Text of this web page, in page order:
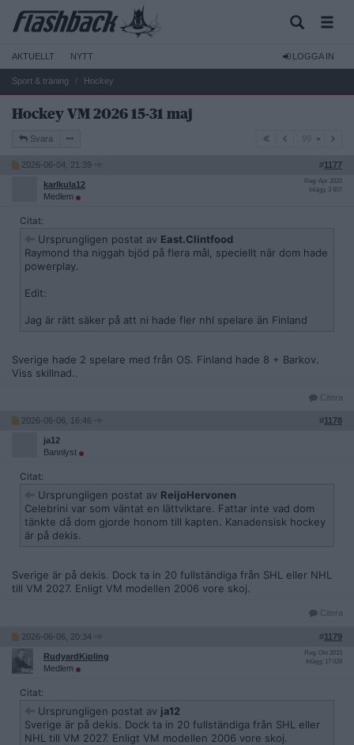
AKTUELLT NYTT LOGGA IN
Sport & träning Hockey
Hockey VM 2026 15-31 maj
Svara
2026-06-04, 21:39 #1177
karlkula12
Medlem
Reg: Apr 2020
Inlägg: 3 607
Citat:
Ursprungligen postat av East.Clintfood
Raymond tha niggah bjöd på flera mål, speciellt när dom hade
powerplay.
Edit:
Jag är rätt säker på att ni hade fler nhl spelare än Finland
Sverige hade 2 spelare med från OS. Finland hade 8 + Barkov.
Viss skillnad..
Citera
2026-06-06, 16:46 #1178
ja12
Bannlyst
Citat:
Ursprungligen postat av ReijoHervonen
Celebrini var som väntat en lättviktare. Fattar inte vad dom
tänkte då dom gjorde honom till kapten. Kanadensisk hockey
är på dekis.
Sverige är på dekis. Dock ta in 20 fullständiga från SHL eller NHL
till VM 2027. Enligt VM modellen 2006 vore skoj.
Citera
2026-06-06, 20:34 #1179
RudyardKipling
Medlem
Reg: Okt 2015
Inlägg: 17 028
Citat:
Ursprungligen postat av ja12
Sverige är på dekis. Dock ta in 20 fullständiga från SHL eller
NHL till VM 2027. Enligt VM modellen 2006 vore skoj.